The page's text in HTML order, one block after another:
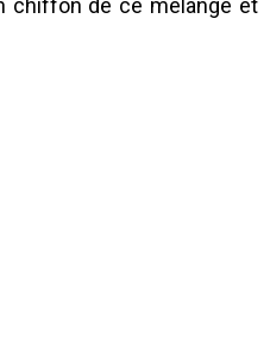
chiffon de ce mélange et